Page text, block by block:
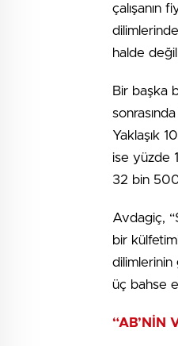
çalışanın
halde
Bir başka
Yaklaşık
ise yüzde
32 bin 500
Avdagiç,
bir
dilimlerinin
üç bahse
“AB’NİN